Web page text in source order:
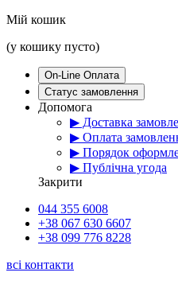
Мій кошик
(у кошику пусто)
On-Line Оплата
Статус замовлення
Допомога
▶ Доставка
▶ Оплата
▶ Порядок
▶ Публічна угода
Закрити
044 355 6008
+38 067 630 6607
+38 099 776 8228
всі контакти